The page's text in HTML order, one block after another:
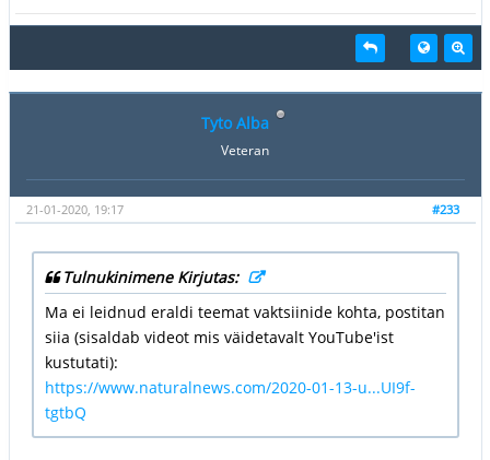
Tyto Alba
Veteran
#233
21-01-2020, 19:17
Tulnukinimene Kirjutas:
Ma ei leidnud eraldi teemat vaktsiinide kohta, postitan
siia (sisaldab videot mis väidetavalt YouTube'ist
kustutati):
https://www.naturalnews.com/2020-01-13-u...UI9f-
tgtbQ